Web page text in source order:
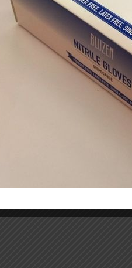
Σχετικά
ΑΠΟΛΥΜΑΝΤΙΚΑ-
ΑΠΟΣΜΗΤΙΚΟ